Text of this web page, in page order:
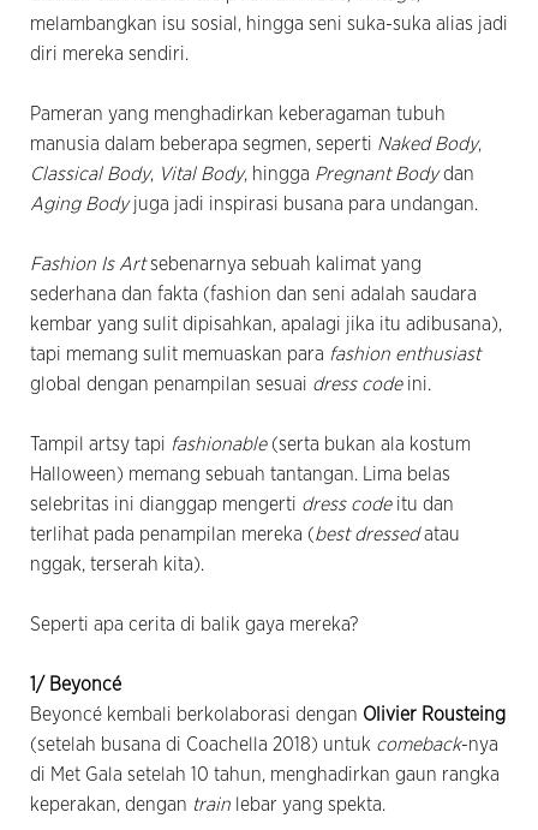
melambangkan isu sosial, hingga seni suka-suka alias jadi
diri mereka sendiri.
Pameran yang menghadirkan keberagaman tubuh
manusia dalam beberapa segmen, seperti Naked Body,
Classical Body, Vital Body, hingga Pregnant Bodydan
Aging Bodyjuga jadi inspirasi busana para undangan.
Fashion Is Artsebenarnya sebuah kalimat yang
sederhana dan fakta (fashion dan seni adalah saudara
kembar yang sulit dipisahkan, apalagi jika itu adibusana),
tapi memang sulit memuaskan para fashion enthusiast
global dengan penampilan sesuai dress codeini.
Tampil artsy tapi fashionable (serta bukan ala kostum
Halloween) memang sebuah tantangan. Lima belas
selebritas ini dianggap mengerti dress code itu dan
terlihat pada penampilan mereka (best dressedatau
nggak, terserah kita).
Seperti apa cerita di balik gaya mereka?
1/ Beyoncé
Beyoncé kembali berkolaborasi dengan Olivier Rousteing
(setelah busana di Coachella 2018) untuk comeback-nya
di Met Gala setelah 10 tahun, menghadirkan gaun rangka
keperakan, dengan train lebar yang spekta.